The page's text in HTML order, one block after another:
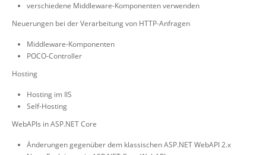
verschiedene Middleware-Komponenten verwenden
Neuerungen bei der Verarbeitung von HTTP-Anfragen
Middleware-Komponenten
POCO-Controller
Hosting
Hosting im IIS
Self-Hosting
WebAPIs in ASP.NET Core
Änderungen gegenüber dem klassischen ASP.NET WebAPI 2.x